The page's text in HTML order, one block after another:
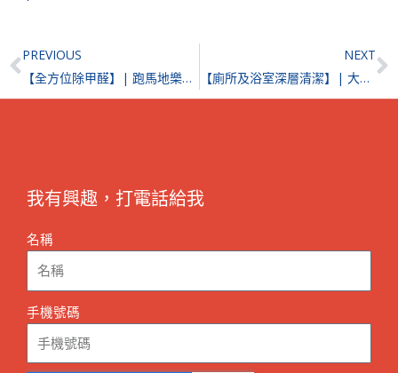
Prev
PREVIOUS
【全方位除甲醛】| 跑馬地樂翠台
NEXT
【廁所及浴室深層清潔】| 大潭陽明山莊
我有興趣，打電話給我
名稱
手機號碼